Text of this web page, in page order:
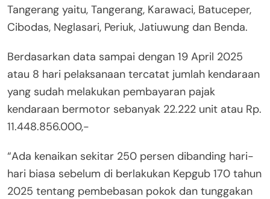
Tangerang yaitu, Tangerang, Karawaci, Batuceper,
Cibodas, Neglasari, Periuk, Jatiuwung dan Benda.
Berdasarkan data sampai dengan 19 April 2025
atau 8 hari pelaksanaan tercatat jumlah kendaraan
yang sudah melakukan pembayaran pajak
kendaraan bermotor sebanyak 22.222 unit atau Rp.
11.448.856.000,-
“Ada kenaikan sekitar 250 persen dibanding hari-
hari biasa sebelum di berlakukan Kepgub 170 tahun
2025 tentang pembebasan pokok dan tunggakan